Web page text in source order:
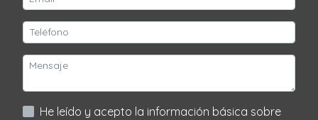
He leído y acepto la información básica sobre